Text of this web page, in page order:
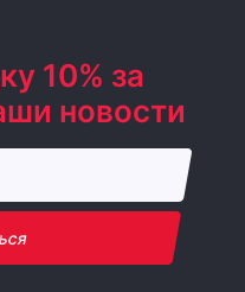
10% за
новости